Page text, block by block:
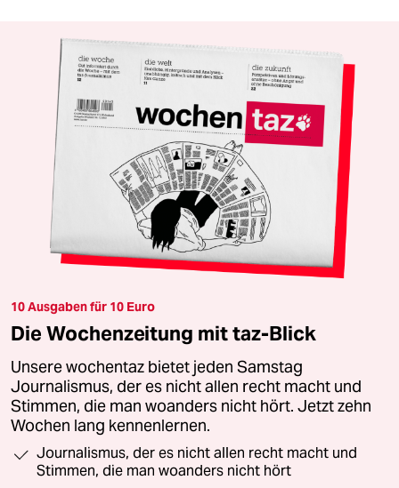
10 Ausgaben für 10 Euro
Die Wochenzeitung mit taz-Blick
Unsere wochentaz bietet jeden Samstag
Journalismus, der es nicht allen recht macht und
Stimmen, die man woanders nicht hört. Jetzt zehn
Wochen lang kennenlernen.
Journalismus, der es nicht allen recht macht und
Stimmen, die man woanders nicht hört